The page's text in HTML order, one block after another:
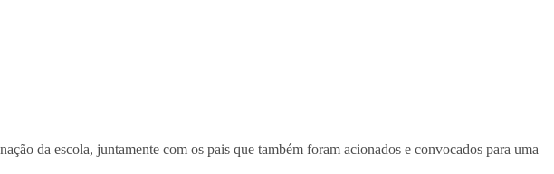
da escola, juntamente com os pais que também foram acionados e convocados para uma